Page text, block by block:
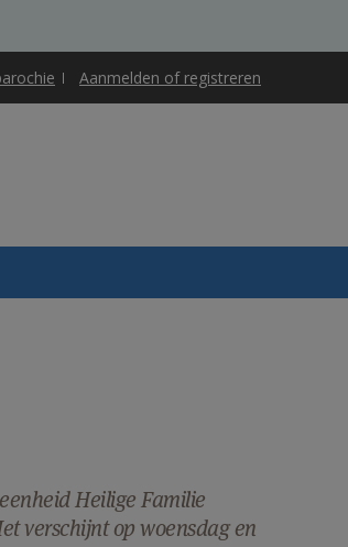
Aanmelden of registreren
Heilige Familie
verschijnt op woensdag en